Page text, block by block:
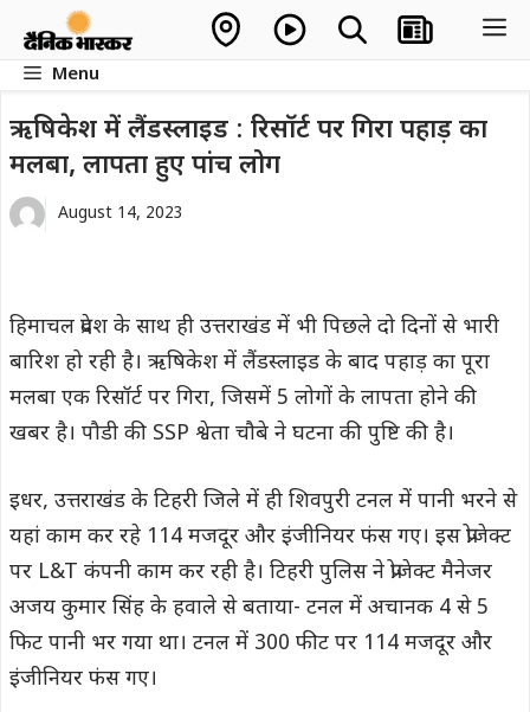
contentMenu
ऋषिकेश में लैंडस्लाइड : रिसॉर्ट पर गिरा पहाड़ का
मलबा, लापता हुए पांच लोग
August 14, 2023
हिमाचल प्रदेश के साथ ही उत्तराखंड में भी पिछले दो दिनों से भारी
बारिश हो रही है। ऋषिकेश में लैंडस्लाइड के बाद पहाड़ का पूरा
मलबा एक रिसॉर्ट पर गिरा, जिसमें 5 लोगों के लापता होने की
खबर है। पौडी की SSP श्वेता चौबे ने घटना की पुष्टि की है।
इधर, उत्तराखंड के टिहरी जिले में ही शिवपुरी टनल में पानी भरने से
यहां काम कर रहे 114 मजदूर और इंजीनियर फंस गए। इस प्रोजेक्ट
पर L&T कंपनी काम कर रही है। टिहरी पुलिस ने प्रोजेक्ट मैनेजर
अजय कुमार सिंह के हवाले से बताया- टनल में अचानक 4 से 5
फिट पानी भर गया था। टनल में 300 फीट पर 114 मजदूर और
इंजीनियर फंस गए।